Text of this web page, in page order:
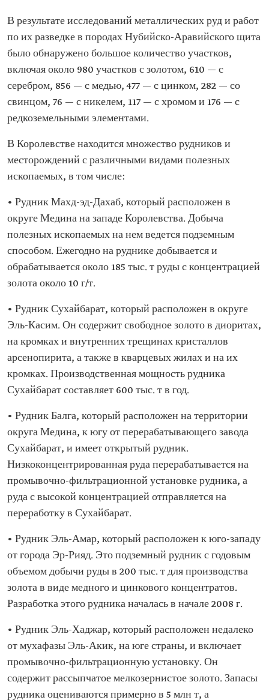
В результате исследований металлических руд и работ
по их разведке в породах Нубийско-Аравийского щита
было обнаружено большое количество участков,
включая около 980 участков с золотом, 610 — с
серебром, 856 — с медью, 477 — с цинком, 282 — со
свинцом, 76 — с никелем, 117 — с хромом и 176 — с
редкоземельными элементами.
В Королевстве находится множество рудников и
месторождений с различными видами полезных
ископаемых, в том числе:
• Рудник Махд-эд-Дахаб, который расположен в
округе Медина на западе Королевства. Добыча
полезных ископаемых на нем ведется подземным
способом. Ежегодно на руднике добывается и
обрабатывается около 185 тыс. т руды с концентрацией
золота около 10 г/т.
• Рудник Сухайбарат, который расположен в округе
Эль-Касим. Он содержит свободное золото в диоритах,
на кромках и внутренних трещинах кристаллов
арсенопирита, а также в кварцевых жилах и на их
кромках. Производственная мощность рудника
Сухайбарат составляет 600 тыс. т в год.
• Рудник Балга, который расположен на территории
округа Медина, к югу от перерабатывающего завода
Сухайбарат, и имеет открытый рудник.
Низкоконцентрированная руда перерабатывается на
промывочно-фильтрационной установке рудника, а
руда с высокой концентрацией отправляется на
переработку в Сухайбарат.
• Рудник Эль-Амар, который расположен к юго-западу
от города Эр-Рияд. Это подземный рудник с годовым
объемом добычи руды в 200 тыс. т для производства
золота в виде медного и цинкового концентратов.
Разработка этого рудника началась в начале 2008 г.
• Рудник Эль-Хаджар, который расположен недалеко
от мухафазы Эль-Акик, на юге страны, и включает
промывочно-фильтрационную установку. Он
содержит рассыпчатое мелкозернистое золото. Запасы
рудника оцениваются примерно в 5 млн т, а